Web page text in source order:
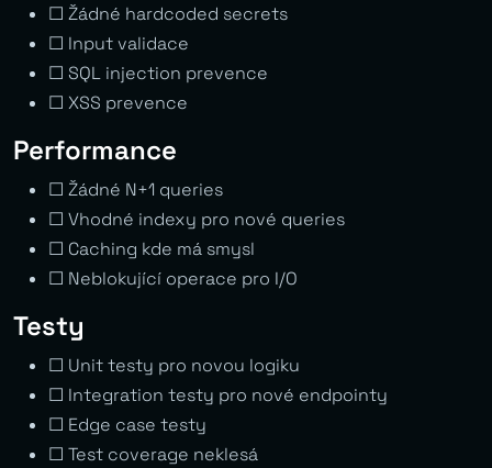
☐ Žádné hardcoded secrets
☐ Input validace
☐ SQL injection prevence
☐ XSS prevence
Performance
☐ Žádné N+1 queries
☐ Vhodné indexy pro nové queries
☐ Caching kde má smysl
☐ Neblokující operace pro I/O
Testy
☐ Unit testy pro novou logiku
☐ Integration testy pro nové endpointy
☐ Edge case testy
☐ Test coverage neklesá